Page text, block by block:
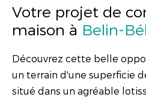
Votre projet de
maison à Belin-
Découvrez cette belle
un terrain d'une superficie
situé dans un agréable